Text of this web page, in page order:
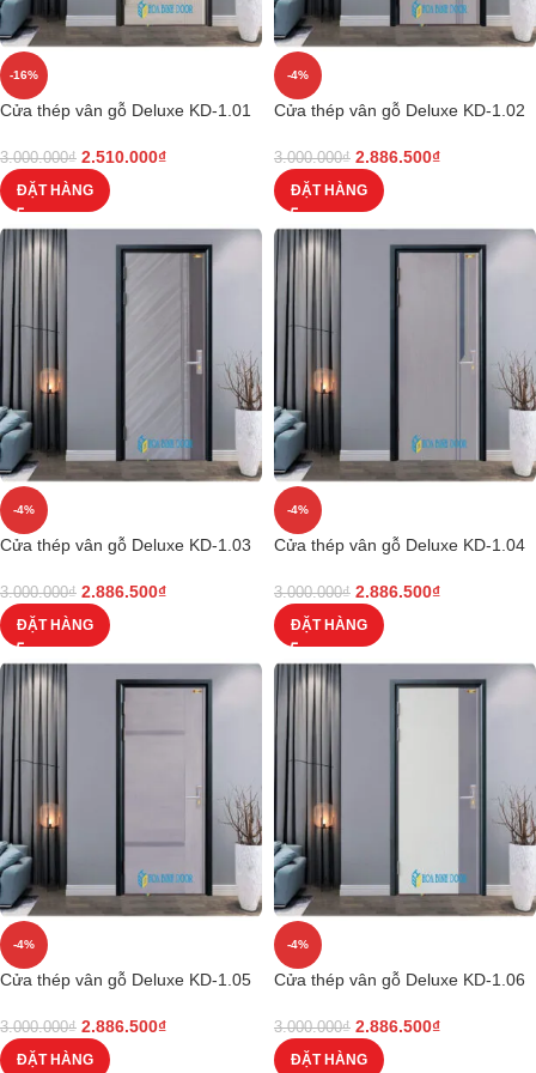
-16%
Cửa thép vân gỗ Deluxe KD-1.01
3.000.000₫ 2.510.000₫
ĐẶT HÀNG
-4%
Cửa thép vân gỗ Deluxe KD-1.02
3.000.000₫ 2.886.500₫
ĐẶT HÀNG
-4%
Cửa thép vân gỗ Deluxe KD-1.03
3.000.000₫ 2.886.500₫
ĐẶT HÀNG
-4%
Cửa thép vân gỗ Deluxe KD-1.04
3.000.000₫ 2.886.500₫
ĐẶT HÀNG
-4%
Cửa thép vân gỗ Deluxe KD-1.05
3.000.000₫ 2.886.500₫
ĐẶT HÀNG
-4%
Cửa thép vân gỗ Deluxe KD-1.06
3.000.000₫ 2.886.500₫
ĐẶT HÀNG